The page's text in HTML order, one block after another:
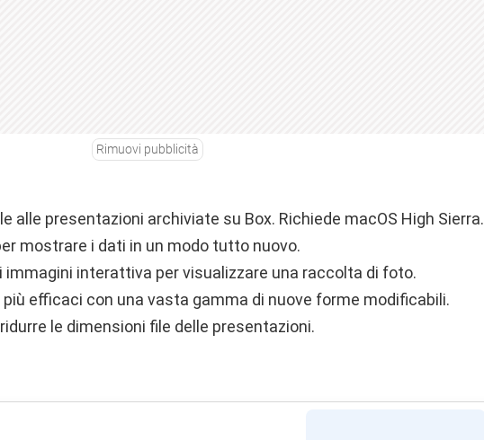
Rimuovi pubblicità
alle presentazioni archiviate su Box. Richiede macOS High Sierra.
mostrare i dati in un modo tutto nuovo.
immagini interattiva per visualizzare una raccolta di foto.
efficaci con una vasta gamma di nuove forme modificabili.
le dimensioni file delle presentazioni.